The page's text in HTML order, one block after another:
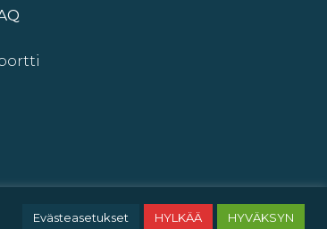
Evästeasetukset HYLKÄÄ HYVÄKSYN